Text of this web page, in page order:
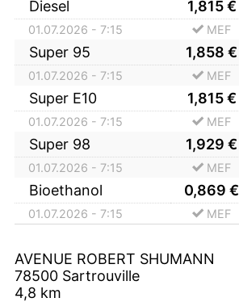
Diesel 1,815€
01.07.2026 - 7:15 MEF
Super 95 1,858 €
01.07.2026 - 7:15 MEF
Super E10 1,815€
01.07.2026 - 7:15 MEF
Super 98 1,929 €
01.07.2026 - 7:15 MEF
Bioethanol 0,869 €
01.07.2026 - 7:15 MEF
AVENUE ROBERT SHUMANN
78500 Sartrouville
4,8 km